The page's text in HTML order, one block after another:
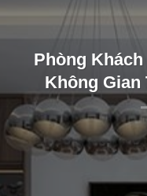
Phòng
Không